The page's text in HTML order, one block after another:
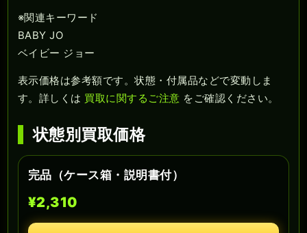
※関連キーワード
BABY JO
ベイビー ジョー
表示価格は参考額です。状態・付属品などで変動しま
す。詳しくは 買取に関するご注意 をご確認ください。
状態別買取価格
完品（ケース箱・説明書付）
¥2,310